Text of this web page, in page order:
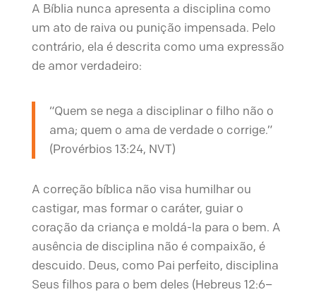
A Bíblia nunca apresenta a disciplina como
um ato de raiva ou punição impensada. Pelo
contrário, ela é descrita como uma expressão
de amor verdadeiro:
“Quem se nega a disciplinar o filho não o
ama; quem o ama de verdade o corrige.”
(Provérbios 13:24, NVT)
A correção bíblica não visa humilhar ou
castigar, mas formar o caráter, guiar o
coração da criança e moldá-la para o bem. A
ausência de disciplina não é compaixão, é
descuido. Deus, como Pai perfeito, disciplina
Seus filhos para o bem deles (Hebreus 12:6–